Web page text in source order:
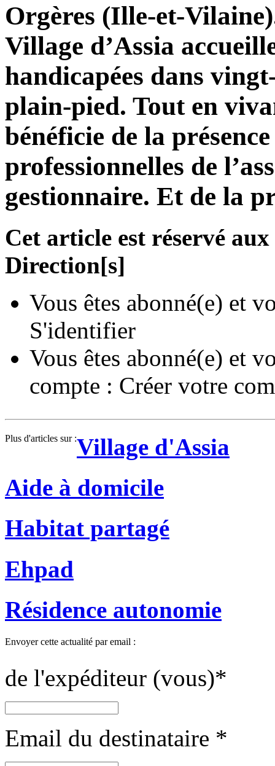
Orgères (Ille-et-
Village d’Assia
handicapées dans
plain-pied. Tout en
bénéficie de la
professionnelles de
gestionnaire. Et de la
Cet article est réservé
Direction[s]
Vous êtes abonné(e) et
S'identifier
Vous êtes abonné(e) et
compte : Créer votre
Plus d'articles sur :Village d'Assia
Aide à domicile
Habitat partagé
Ehpad
Résidence autonomie
Envoyer cette actualité par email :
de l'expéditeur (vous)*
Email du destinataire *